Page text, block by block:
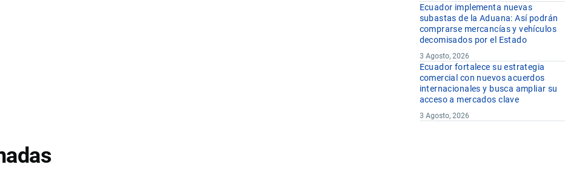
Ecuador implementa nuevas
subastas de la Aduana: Así podrán
comprarse mercancías y vehículos
decomisados por el Estado
3 Agosto, 2026
Ecuador fortalece su estrategia
comercial con nuevos acuerdos
internacionales y busca ampliar su
acceso a mercados clave
3 Agosto, 2026